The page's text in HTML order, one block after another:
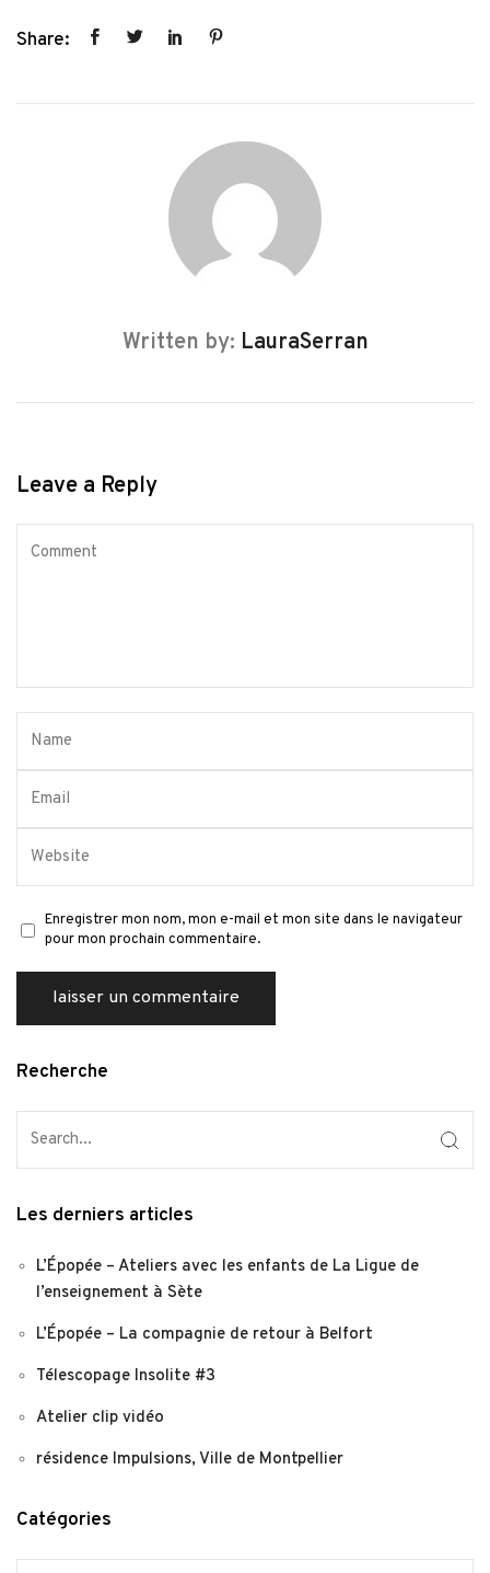
Share:
Written by: LauraSerran
Leave a Reply
Enregistrer mon nom, mon e-mail et mon site dans le navigateur
pour mon prochain commentaire.
Recherche
Les derniers articles
L’Épopée – Ateliers avec les enfants de La Ligue de
l’enseignement à Sète
L’Épopée – La compagnie de retour à Belfort
Télescopage Insolite #3
Atelier clip vidéo
résidence Impulsions, Ville de Montpellier
Catégories